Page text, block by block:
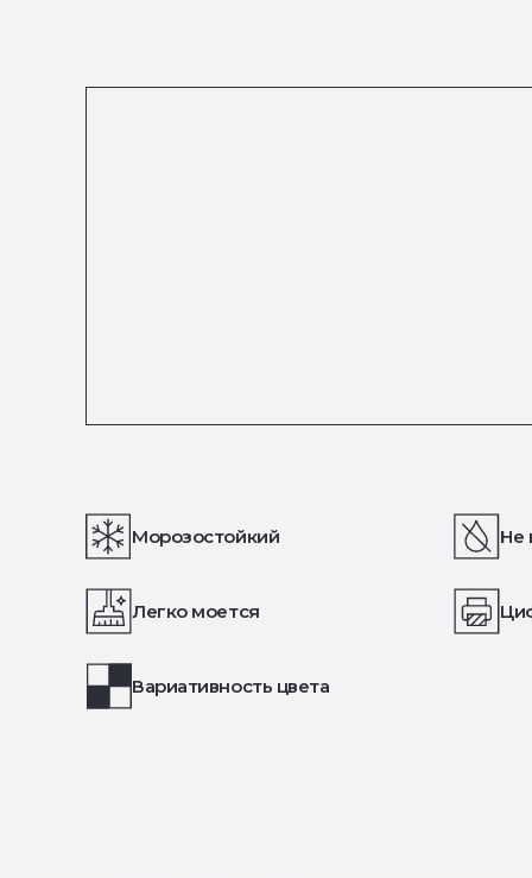
Морозостойкий Не
Легко моется
Вариативность цвета